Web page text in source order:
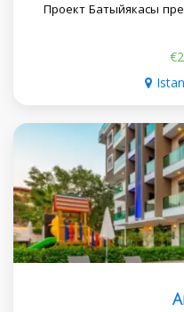
Проект Батыйякасы